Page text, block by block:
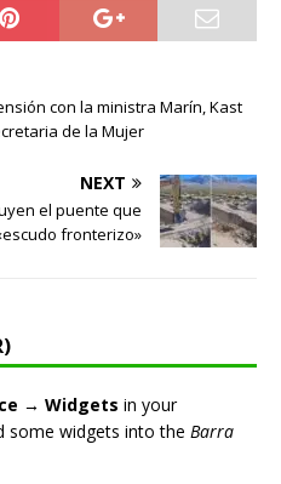
con la ministra Marín, Kast
de la Mujer
NEXT
el puente que
fronterizo»
→ Widgets in your
some widgets into the Barra